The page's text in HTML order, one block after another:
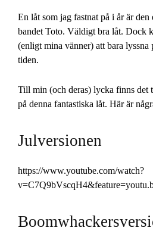
En låt som jag fastnat på i år är
bandet Toto. Väldigt bra låt. Dock
(enligt mina vänner) att bara lyssna
tiden.
Till min (och deras) lycka finns det
på denna fantastiska låt. Här är
Julversionen
https://www.youtube.com/watch?